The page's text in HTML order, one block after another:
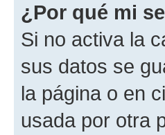
¿Por qué mi
Si no activa la
sus datos se
la página o en
usada por otra